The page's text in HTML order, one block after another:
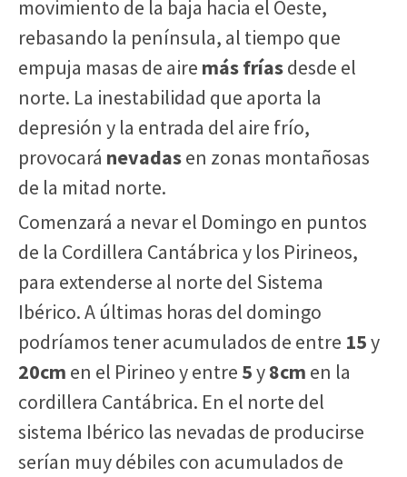
movimiento de la baja hacia el Oeste,
rebasando la península, al tiempo que
empuja masas de aire más fríasdesde el
norte. La inestabilidad que aporta la
depresión y la entrada del aire frío,
provocará nevadasen zonas montañosas
de la mitad norte.
Comenzará a nevar el Domingo en puntos
de la Cordillera Cantábrica y los Pirineos,
para extenderse al norte del Sistema
Ibérico. A últimas horas del domingo
podríamos tener acumulados de entre 15y
20cm en el Pirineo y entre 5y8cm en la
cordillera Cantábrica. En el norte del
sistema Ibérico las nevadas de producirse
serían muy débiles con acumulados de